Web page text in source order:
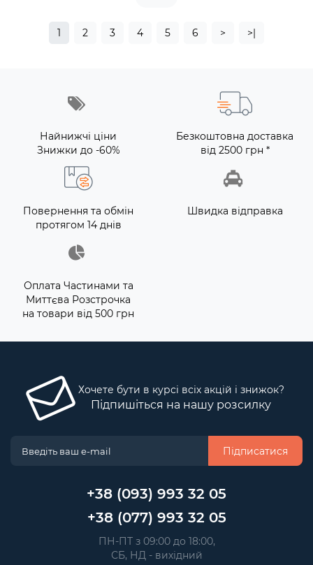
1 2 3 4 5 6 > >|
Найнижчі ціни
Знижки до -60%
Безкоштовна доставка
від 2500 грн *
Повернення та обмін
протягом 14 днів
Швидка відправка
Оплата Частинами та
Миттєва Розстрочка
на товари від 500 грн
Хочете бути в курсі всіх акцій і знижок?
Підпишіться на нашу розсилку
Підписатися
+38 (093) 993 32 05
+38 (077) 993 32 05
ПН-ПТ з 09:00 до 18:00,
СБ, НД - вихідний